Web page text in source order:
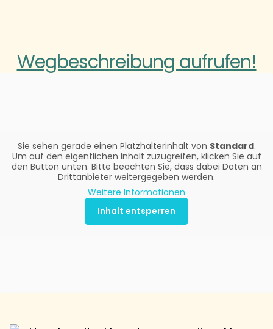
Wegbeschreibung aufrufen!
Sie sehen gerade einen Platzhalterinhalt von Standard.
Um auf den eigentlichen Inhalt zuzugreifen, klicken Sie auf
den Button unten. Bitte beachten Sie, dass dabei Daten an
Drittanbieter weitergegeben werden.
Weitere Informationen
Inhalt entsperren